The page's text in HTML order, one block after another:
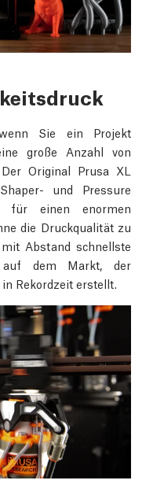
Sie ein Projekt
große Anzahl von
Original Prusa XL
und Pressure
für einen enormen
die Druckqualität zu
Abstand schnellste
auf dem Markt, der
Rekordzeit erstellt.